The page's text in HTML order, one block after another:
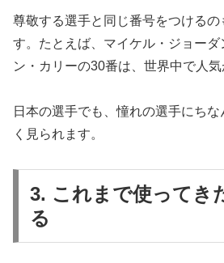
尊敬する選手と同じ番号をつける
す。たとえば、マイケル・ジョーダ
ン・カリーの30番は、世界中で人気
日本の選手でも、憧れの選手にち
く見られます。
3. これまで使ってき
る